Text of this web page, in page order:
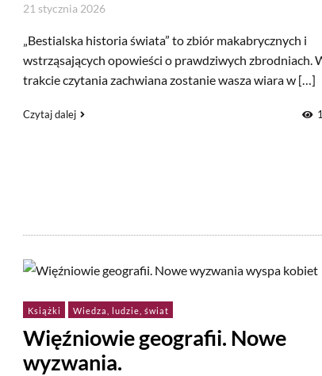
21 stycznia 2026
„Bestialska historia świata” to zbiór makabrycznych i
wstrząsających opowieści o prawdziwych zbrodniach.
trakcie czytania zachwiana zostanie wasza wiara w […]
Czytaj dalej
Książki Wiedza, ludzie, świat
Więźniowie geografii. Nowe
wyzwania.